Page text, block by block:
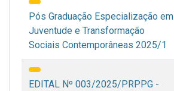
Pós Graduação Especialização em
Juventude e Transformação
Sociais Contemporâneas 2025/1
EDITAL Nº 003/2025/PRPPG -